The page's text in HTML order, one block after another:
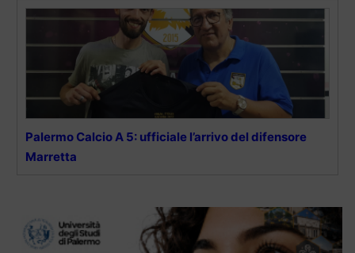
Palermo Calcio A 5: ufficiale l’arrivo del difensore
Marretta